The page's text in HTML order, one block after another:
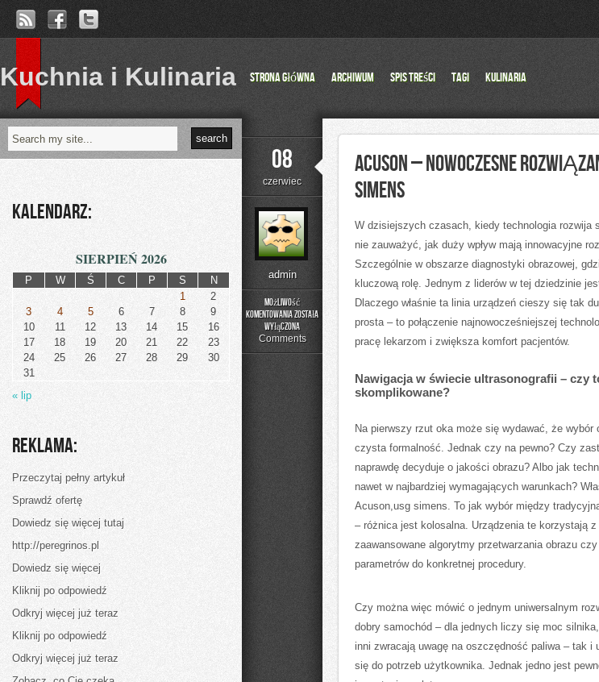
Kuchnia i Kulinaria Strona główna Archiwum Spis Treści Tagi Kulinaria
08
czerwiec
admin
Możliwość
komentowania
Acuson
Nowoczesne
Dziedzinie
została
wyłączona
Comments
ACUSON – NOWOCZESNE
SIMENS
W dzisiejszych czasach, kiedy technologia rozwija
nie zauważyć, jak duży wpływ mają innowacyjne
Szczególnie w obszarze diagnostyki obrazowej,
kluczową rolę. Jednym z liderów w tej dziedzinie
Dlaczego właśnie ta linia urządzeń cieszy się tak
prosta – to połączenie najnowocześniejszej
pracę lekarzom i zwiększa komfort pacjentów.
Nawigacja w świecie ultrasonografii – czy
skomplikowane?
Na pierwszy rzut oka może się wydawać, że wybór
czysta formalność. Jednak czy na pewno? Czy
naprawdę decyduje o jakości obrazu? Albo jak
nawet w najbardziej wymagających warunkach?
Acuson,usg simens. To jak wybór między
– różnica jest kolosalna. Urządzenia te korzystają
zaawansowane algorytmy przetwarzania obrazu
parametrów do konkretnej procedury.
Czy można więc mówić o jednym uniwersalnym
dobry samochód – dla jednych liczy się moc
inni zwracają uwagę na oszczędność paliwa – tak i
się do potrzeb użytkownika. Jednak jedno jest
Kalendarz:
SIERPIEŃ 2026
P W Ś C P S
N
1
2
3
4 5 6 7 8
9
10
11 12 13 14 15
16
17
18 19 20 21 22
23
24
25 26 27 28 29
30
31
« lip
Reklama:
Przeczytaj pełny artykuł
Sprawdź ofertę
Dowiedz się więcej tutaj
http://peregrinos.pl
Dowiedz się więcej
Kliknij po odpowiedź
Odkryj więcej już teraz
Kliknij po odpowiedź
Odkryj więcej już teraz